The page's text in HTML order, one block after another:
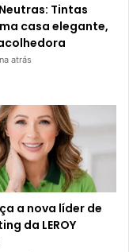
Tintas
casa elegante,
atrás
a nova líder de
da LEROY